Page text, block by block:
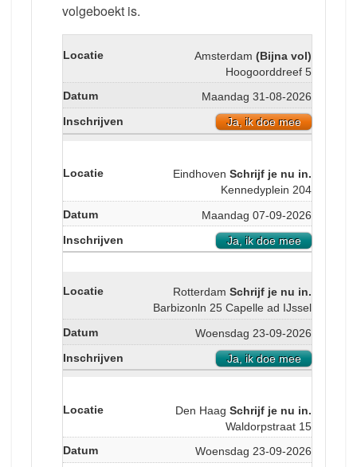
volgeboekt is.
Amsterdam (Bijna vol)
Hoogoorddreef 5
Maandag 31-08-2026
Ja, ik doe mee
Eindhoven Schrijf je nu in.
Kennedyplein 204
Maandag 07-09-2026
Ja, ik doe mee
Rotterdam Schrijf je nu in.
Barbizonln 25 Capelle ad IJssel
Woensdag 23-09-2026
Ja, ik doe mee
Den Haag Schrijf je nu in.
Waldorpstraat 15
Woensdag 23-09-2026